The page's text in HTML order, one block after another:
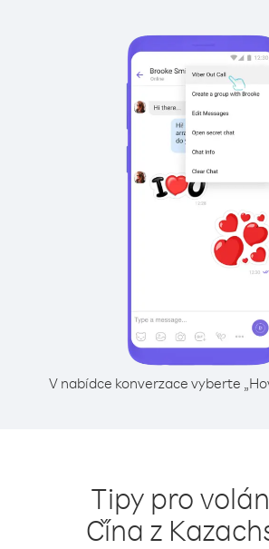
V nabídce konverzace vyberte
Tipy pro
Čína z